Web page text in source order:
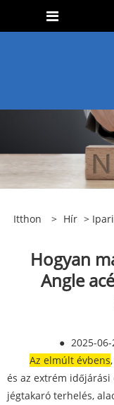
Itthon > Hír >
Hogyan
Angle
● 2025-
Az elmúlt évbens
és az extrém
jégtakaró terhelés,